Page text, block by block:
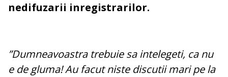
nedifuzarii inregistrarilor.
”Dumneavoastra trebuie sa intelegeti, ca nu
e de gluma! Au facut niste discutii mari pe la